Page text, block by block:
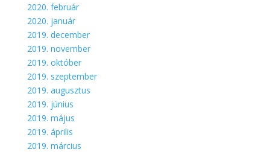
2020. február
2020. január
2019. december
2019. november
2019. október
2019. szeptember
2019. augusztus
2019. június
2019. május
2019. április
2019. március